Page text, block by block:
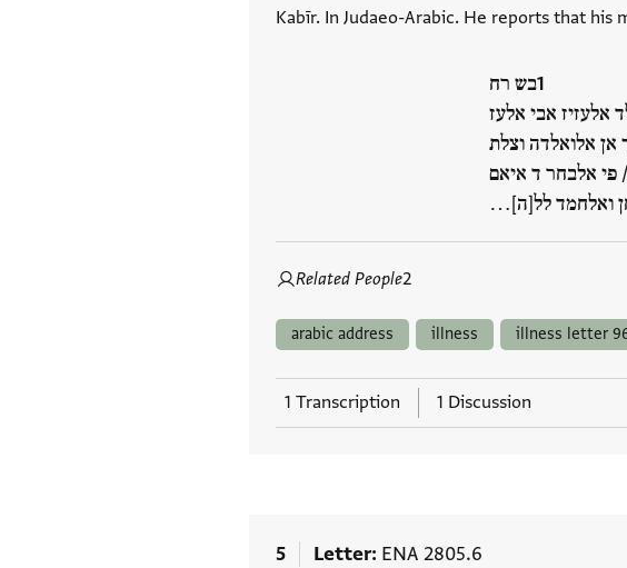
Kabīr. In Judaeo-Arabic. He reports that his
בש רח
אבי אלעז
אן אלואלדה וצלת
פי אלבחר ד איאם
ואלחמד לל[ה]…
Related People2
arabic address illness illness letter
1 Transcription 1 Discussion
5 Letter ENA 2805.6